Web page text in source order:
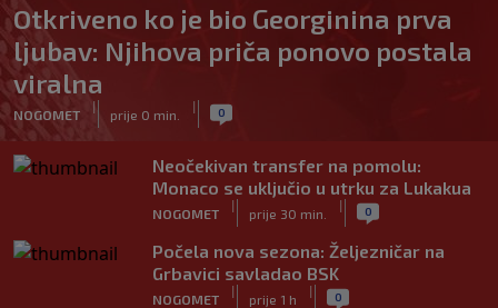
Otkriveno ko je bio Georginina prva
ljubav: Njihova priča ponovo postala
viralna
NOGOMET
|
prije 0 min.
| 0
Neočekivan transfer na pomolu:
Monaco se uključio u utrku za Lukakua
NOGOMET
|
prije 30 min.
| 0
Počela nova sezona: Željezničar na
Grbavici savladao BSK
NOGOMET
|
prije 1 h
| 0